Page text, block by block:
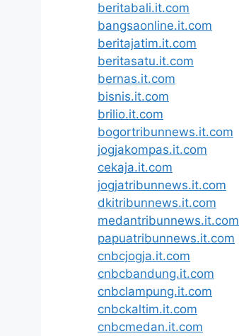
beritabali.it.com
bangsaonline.it.com
beritajatim.it.com
beritasatu.it.com
bernas.it.com
bisnis.it.com
brilio.it.com
bogortribunnews.it.com
jogjakompas.it.com
cekaja.it.com
jogjatribunnews.it.com
dkitribunnews.it.com
medantribunnews.it.com
papuatribunnews.it.com
cnbcjogja.it.com
cnbcbandung.it.com
cnbclampung.it.com
cnbckaltim.it.com
cnbcmedan.it.com